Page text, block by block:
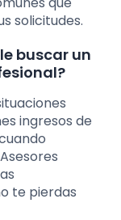
solicitudes.
buscar un
ingresos de
te pierdas